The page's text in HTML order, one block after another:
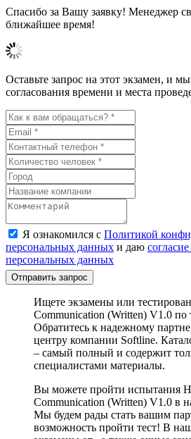
Спасибо за Вашу заявку! Менеджер
ближайшее время!
Оставьте запрос на этот экзамен, и
согласования времени и места
Я ознакомился с Политикой
персональных данных и даю
персональных данных
Отправить запрос
Ищете экзамены или
Communication (Written) V1.0 по
Обратитесь к надежному
центру компании Softline.
– самый полный и содержит
специалистами материалы.
Вы можете пройти испытания
Communication (Written) V1.0 в
Мы будем рады стать вашим
возможность пройти тест! В